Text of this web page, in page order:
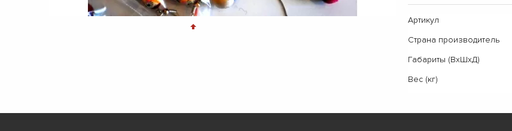
Артикул
Страна производитель
Габариты (ВхШхД)
Вес (кг)